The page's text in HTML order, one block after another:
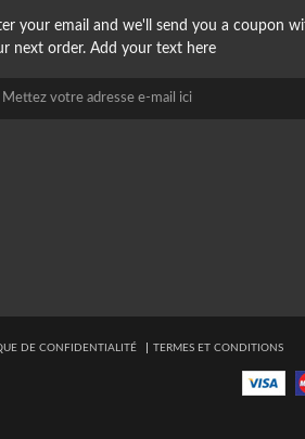
your email and we'll send you a coupon
next order. Add your text here
DE CONFIDENTIALITÉ TERMES ET CONDITIONS